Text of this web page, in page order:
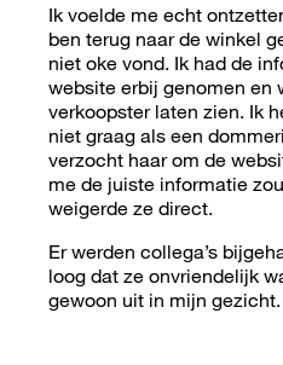
Ik voelde me echt
ben terug naar de winkel
niet oke vond. Ik had de
website erbij genomen en
verkoopster laten zien. Ik
niet graag als een
verzocht haar om de
me de juiste informatie
weigerde ze direct.
Er werden collega’s
loog dat ze onvriendelijk
gewoon uit in mijn gezicht.